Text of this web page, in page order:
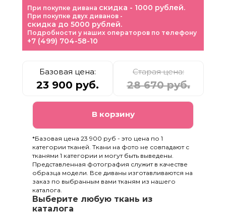
При покупке дивана скидка - 1000 рублей.
При покупке двух диванов -
скидка до 5000 рублей.
Подробности у наших операторов по телефону
+7 (499) 704-58-10
Базовая цена:
23 900 руб.
Старая цена:
28 670 руб.
В корзину
*Базовая цена 23 900 руб - это цена по 1
категории тканей. Ткани на фото не совпадают с
тканями 1 категории и могут быть выведены.
Представленная фотография служит в качестве
образца модели. Все диваны изготавливаются на
заказ по выбранным вами тканям из нашего
каталога.
Выберите любую ткань из
каталога